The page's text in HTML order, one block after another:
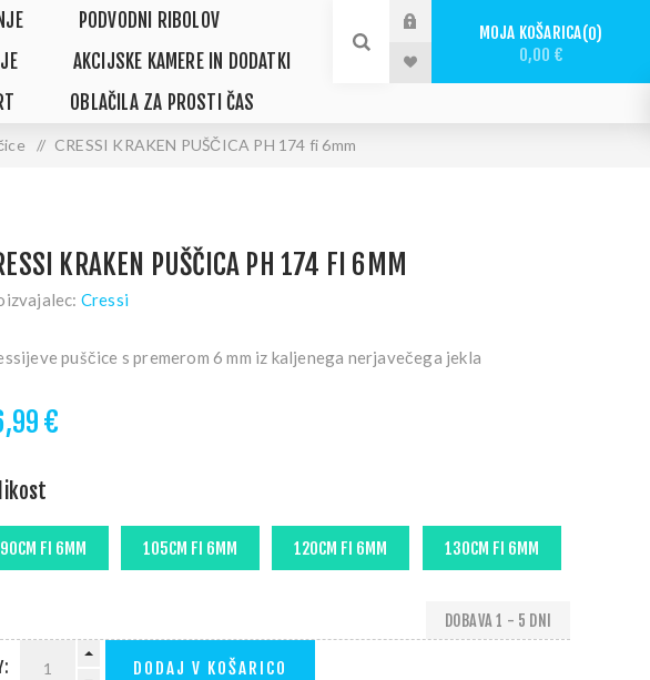
PODVODNI RIBOLOV
AKCIJSKE KAMERE IN DODATKI
OBLAČILA ZA PROSTI ČAS
MOJA KOŠARICA 0
0,00 €
/ CRESSI KRAKEN PUŠČICA PH 174 fi 6mm
KRAKEN PUŠČICA PH 174 FI 6MM
Cressi
puščice s premerom 6 mm iz kaljenega nerjavečega jekla
€
DOBAVA 1 - 5 DNI
DODAJ V KOŠARICO